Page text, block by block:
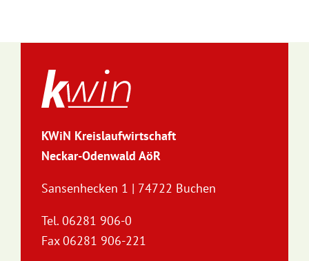
KWiN Kreislaufwirtschaft
Neckar-Odenwald AöR
Sansenhecken 1 | 74722 Buchen
Tel. 06281 906-0
Fax 06281 906-221